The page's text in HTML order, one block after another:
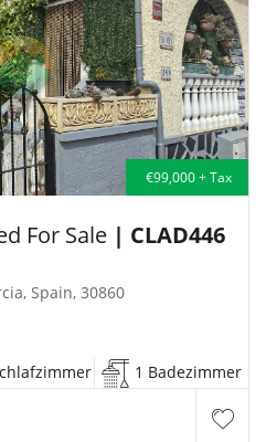
€99,000 + Tax
For Sale | CLAD446
Spain, 30860
1 Badezimmer